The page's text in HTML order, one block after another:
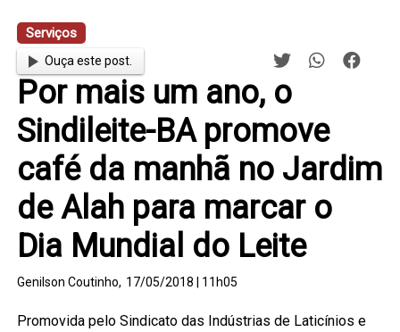
Serviços
Ouça este post.
Por mais um ano, o
Sindileite-BA promove
café da manhã no Jardim
de Alah para marcar o
Dia Mundial do Leite
Genilson Coutinho, 17/05/2018 | 11h05
Promovida pelo Sindicato das Indústrias de Laticínios e